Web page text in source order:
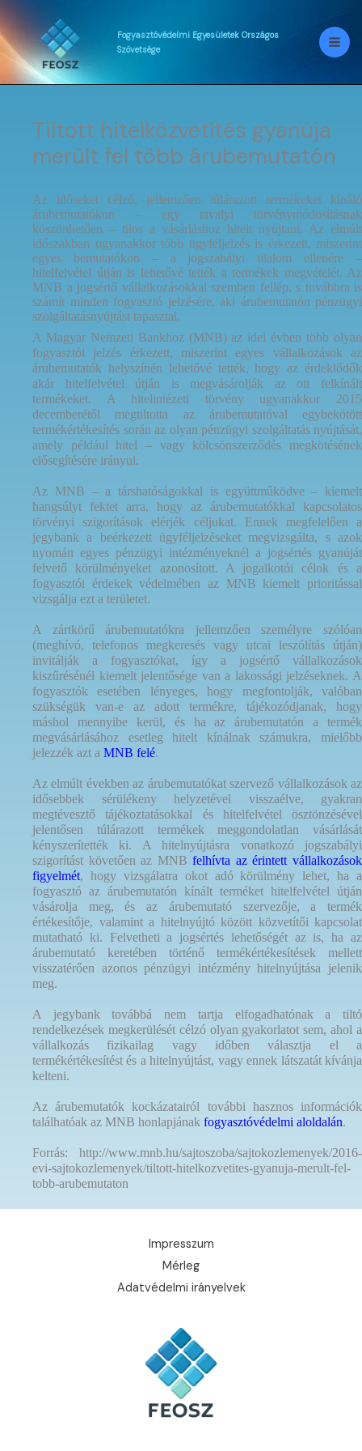
Skip
to
content
Fogyasztóvédelmi Egyesületek Országos
Szövetsége
Tiltott hitelközvetítés gyanúja
merült fel több árubemutatón
Az időseket célzó, jellemzően túlárazott termékeket kínáló
árubemutatókon – egy tavalyi törvénymódosításnak
köszönhetően – tilos a vásárláshoz hitelt nyújtani. Az elmúlt
időszakban ugyanakkor több ügyféljelzés is érkezett, miszerint
egyes bemutatókon – a jogszabályi tilalom ellenére –
hitelfelvétel útján is lehetővé tették a termékek megvételét. Az
MNB a jogsértő vállalkozásokkal szemben fellép, s továbbra is
számít minden fogyasztó jelzésére, aki árubemutatón pénzügyi
szolgáltatásnyújtást tapasztal.
A Magyar Nemzeti Bankhoz (MNB) az idei évben több olyan
fogyasztói jelzés érkezett, miszerint egyes vállalkozások az
árubemutatók helyszínén lehetővé tették, hogy az érdeklődők
akár hitelfelvétel útján is megvásárolják az ott felkínált
termékeket. A hitelintézeti törvény ugyanakkor 2015
decemberétől megtiltotta az árubemutatóval egybekötött
termékértékesítés során az olyan pénzügyi szolgáltatás nyújtását,
amely például hitel – vagy kölcsönszerződés megkötésének
elősegítésére irányul.
Az MNB – a társhatóságokkal is együttműködve – kiemelt
hangsúlyt fektet arra, hogy az árubemutatókkal kapcsolatos
törvényi szigorítások elérjék céljukat. Ennek megfelelően a
jegybank a beérkezett ügyféljelzéseket megvizsgálta, s azok
nyomán egyes pénzügyi intézményeknél a jogsértés gyanúját
felvető körülményeket azonosított. A jogalkotói célok és a
fogyasztói érdekek védelmében az MNB kiemelt prioritással
vizsgálja ezt a területet.
A zártkörű árubemutatókra jellemzően személyre szólóan
(meghívó, telefonos megkeresés vagy utcai leszólítás útján)
invitálják a fogyasztókat, így a jogsértő vállalkozások
kiszűrésénél kiemelt jelentősége van a lakossági jelzéseknek. A
fogyasztók esetében lényeges, hogy megfontolják, valóban
szükségük van-e az adott termékre, tájékozódjanak, hogy
máshol mennyibe kerül, és ha az árubemutatón a termék
megvásárlásához esetleg hitelt kínálnak számukra, mielőbb
jelezzék azt a MNB felé.
Az elmúlt években az árubemutatókat szervező vállalkozások az
idősebbek sérülékeny helyzetével visszaélve, gyakran
megtévesztő tájékoztatásokkal és hitelfelvétel ösztönzésével
jelentősen túlárazott termékek meggondolatlan vásárlását
kényszerítették ki. A hitelnyújtásra vonatkozó jogszabályi
szigorítást követően az MNBfelhívta az érintett vállalkozások
figyelmét, hogy vizsgálatra okot adó körülmény lehet, ha a
fogyasztó az árubemutatón kínált terméket hitelfelvétel útján
vásárolja meg, és az árubemutató szervezője, a termék
értékesítője, valamint a hitelnyújtó között közvetítői kapcsolat
mutatható ki. Felvetheti a jogsértés lehetőségét az is, ha az
árubemutató keretében történő termékértékesítések mellett
visszatérően azonos pénzügyi intézmény hitelnyújtása jelenik
meg.
A jegybank továbbá nem tartja elfogadhatónak a tiltó
rendelkezések megkerülését célzó olyan gyakorlatot sem, ahol a
vállalkozás fizikailag vagy időben választja el a
termékértékesítést és a hitelnyújtást, vagy ennek látszatát kívánja
kelteni.
Az árubemutatók kockázatairól további hasznos információk
találhatóak az MNB honlapjának fogyasztóvédelmi aloldalán.
Forrás: http://www.mnb.hu/sajtoszoba/sajtokozlemenyek/2016-
evi-sajtokozlemenyek/tiltott-hitelkozvetites-gyanuja-merult-fel-
tobb-arubemutaton
Impresszum
Mérleg
Adatvédelmi irányelvek